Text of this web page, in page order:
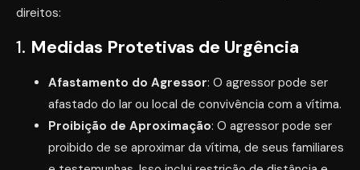
direitos:
1. Medidas Protetivas de Urgência
Afastamento do Agressor: O agressor pode ser
afastado do lar ou local de convivência com a vítima.
Proibição de Aproximação: O agressor pode ser
proibido de se aproximar da vítima, de seus familiares